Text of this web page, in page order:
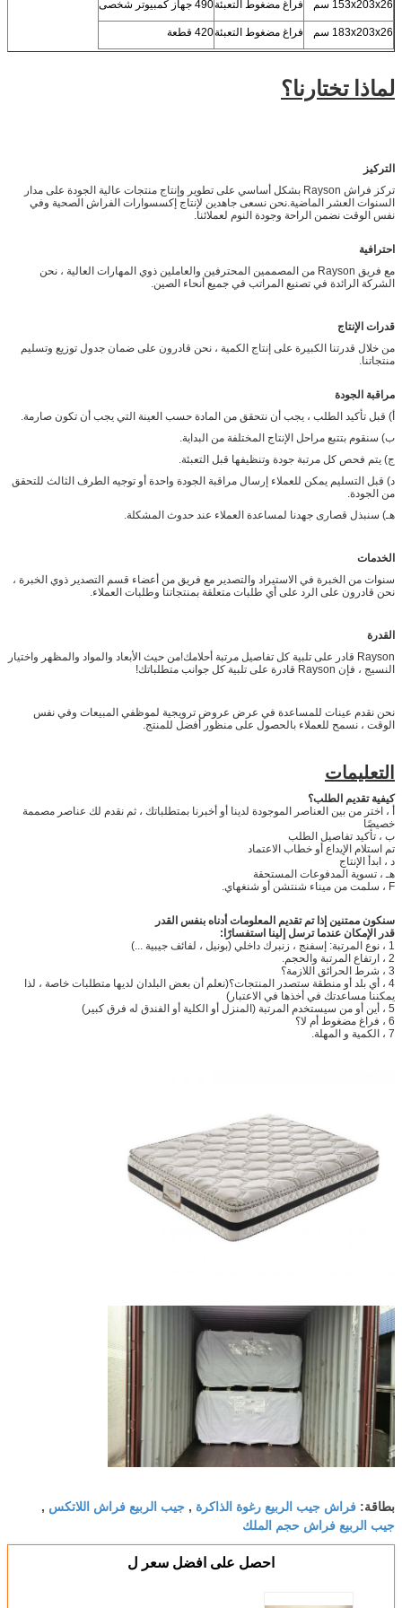
153x203x26 سم فراغ مضغوط التعبئة490 جهاز كمبيوتر شخصى
183x203x26 سم فراغ مضغوط التعبئة420 قطعة
لماذا تختارنا؟
التركيز
تركز فراش Rayson بشكل أساسي على تطوير وإنتاج منتجات عالية الجودة على مدار
السنوات العشر الماضية.نحن نسعى جاهدين لإنتاج إكسسوارات الفراش الصحية وفي
نفس الوقت نضمن الراحة وجودة النوم لعملائنا.
احترافية
مع فريق Rayson من المصممين المحترفين والعاملين ذوي المهارات العالية ، نحن
الشركة الرائدة في تصنيع المراتب في جميع أنحاء الصين.
قدرات الإنتاج
من خلال قدرتنا الكبيرة على إنتاج الكمية ، نحن قادرون على ضمان جدول توزيع وتسليم
منتجاتنا.
مراقبة الجودة
أ) قبل تأكيد الطلب ، يجب أن نتحقق من المادة حسب العينة التي يجب أن تكون صارمة.
ب) سنقوم بتتبع مراحل الإنتاج المختلفة من البداية.
ج) يتم فحص كل مرتبة جودة وتنظيفها قبل التعبئة.
د) قبل التسليم يمكن للعملاء إرسال مراقبة الجودة واحدة أو توجيه الطرف الثالث للتحقق
من الجودة.
هـ) سنبذل قصارى جهدنا لمساعدة العملاء عند حدوث المشكلة.
الخدمات
سنوات من الخبرة في الاستيراد والتصدير مع فريق من أعضاء قسم التصدير ذوي الخبرة ،
نحن قادرون على الرد على أي طلبات متعلقة بمنتجاتنا وطلبات العملاء.
القدرة
Rayson قادر على تلبية كل تفاصيل مرتبة أحلامك!من حيث الأبعاد والمواد والمظهر واختيار
النسيج ، فإن Rayson قادرة على تلبية كل جوانب متطلباتك!
نحن نقدم عينات للمساعدة في عرض عروض ترويجية لموظفي المبيعات وفي نفس
الوقت ، نسمح للعملاء بالحصول على منظور أفضل للمنتج.
التعليمات
كيفية تقديم الطلب؟
أ ، اختر من بين العناصر الموجودة لدينا أو أخبرنا بمتطلباتك ، ثم نقدم لك عناصر مصممة
خصيصًا
ب ، تأكيد تفاصيل الطلب
تم استلام الإيداع أو خطاب الاعتماد
د ، ابدأ الإنتاج
هـ ، تسوية المدفوعات المستحقة
F ، سلمت من ميناء شنتشن أو شنغهاي.
سنكون ممتنين إذا تم تقديم المعلومات أدناه بنفس القدر
قدر الإمكان عندما ترسل إلينا استفسارًا:
1 ، نوع المرتبة: إسفنج ، زنبرك داخلي (بونيل ، لفائف جيبية ...)
2 ، ارتفاع المرتبة والحجم.
3 ، شرط الحرائق اللازمة؟
4 ، أي بلد أو منطقة ستصدر المنتجات؟(نعلم أن بعض البلدان لديها متطلبات خاصة ، لذا
يمكننا مساعدتك في أخذها في الاعتبار)
5 ، أين أو من سيستخدم المرتبة (المنزل أو الكلية أو الفندق له فرق كبير)
6 ، فراغ مضغوط أم لا؟
7 ، الكمية و المهلة.
بطاقة: فراش جيب الربيع رغوة الذاكرة , جيب الربيع فراش اللاتكس ,
جيب الربيع فراش حجم الملك
احصل على افضل سعر ل